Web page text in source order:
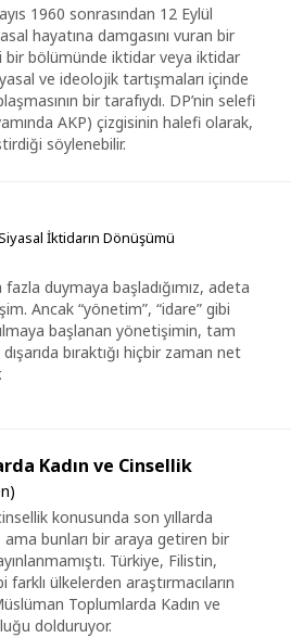
1960 sonrasından 12 Eylül
hayatına damgasını vuran bir
bölümünde iktidar veya iktidar
ve ideolojik tartışmaları içinde
bir tarafıydı. DP’nin selefi
AKP) çizgisinin halefi olarak,
söylenebilir.
İktidarın Dönüşümü
duymaya başladığımız, adeta
Ancak “yönetim”, “idare” gibi
başlanan yönetişimin, tam
bıraktığı hiçbir zaman net
Kadın ve Cinsellik
konusunda son yıllarda
ama bunları bir araya getiren bir
Türkiye, Filistin,
ülkelerden araştırmacıların
Toplumlarda Kadın ve
dolduruyor.